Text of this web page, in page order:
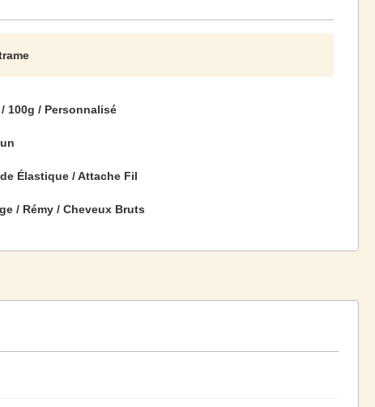
100g / Personnalisé
Élastique / Attache Fil
/ Rémy / Cheveux Bruts